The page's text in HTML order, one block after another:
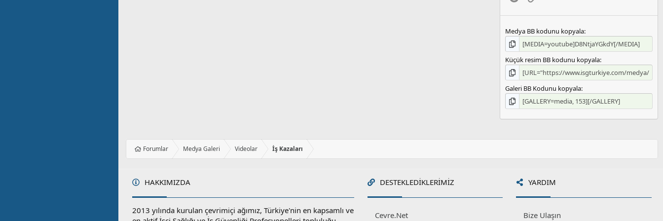
Medya BB kodunu kopyala
Küçük resim BB kodunu kopyala
Galeri BB Kodunu kopyala
Forumlar Medya Galeri Videolar İş Kazaları
HAKKIMIZDA
2013 yılında kurulan çevrimiçi ağımız, Türkiye'nin en kapsamlı ve
DESTEKLEDIKLERIMIZ
Cevre.Net
YARDIM
Bize Ulaşın